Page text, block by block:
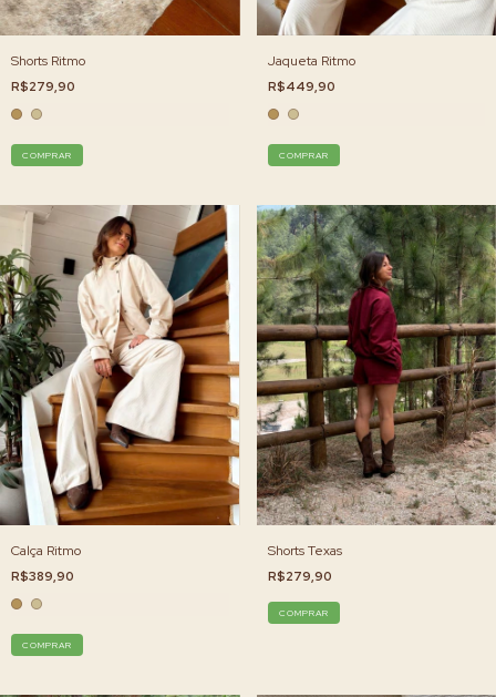
Shorts Ritmo
R$279,90
COMPRAR
Jaqueta Ritmo
R$449,90
COMPRAR
Calça Ritmo
R$389,90
COMPRAR
Shorts Texas
R$279,90
COMPRAR